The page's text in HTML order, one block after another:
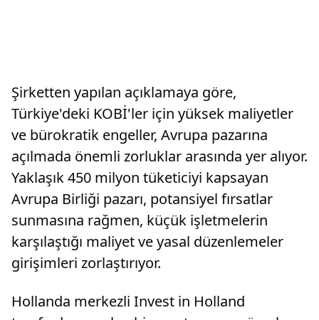
Şirketten yapılan açıklamaya göre,
Türkiye'deki KOBİ'ler için yüksek maliyetler
ve bürokratik engeller, Avrupa pazarına
açılmada önemli zorluklar arasında yer alıyor.
Yaklaşık 450 milyon tüketiciyi kapsayan
Avrupa Birliği pazarı, potansiyel fırsatlar
sunmasına rağmen, küçük işletmelerin
karşılaştığı maliyet ve yasal düzenlemeler
girişimleri zorlaştırıyor.
Hollanda merkezli Invest in Holland